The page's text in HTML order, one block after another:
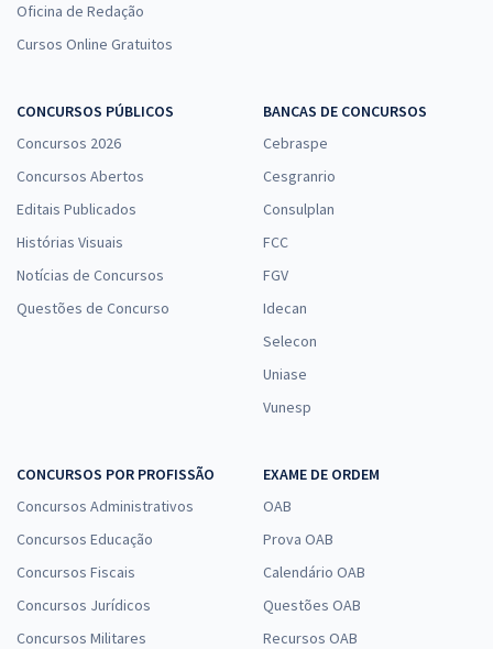
Oficina de Redação
Cursos Online Gratuitos
CONCURSOS PÚBLICOS
Concursos 2026
Concursos Abertos
Editais Publicados
Histórias Visuais
Notícias de Concursos
Questões de Concurso
BANCAS DE CONCURSOS
Cebraspe
Cesgranrio
Consulplan
FCC
FGV
Idecan
Selecon
Uniase
Vunesp
CONCURSOS POR PROFISSÃO
Concursos Administrativos
Concursos Educação
Concursos Fiscais
Concursos Jurídicos
Concursos Militares
EXAME DE ORDEM
OAB
Prova OAB
Calendário OAB
Questões OAB
Recursos OAB